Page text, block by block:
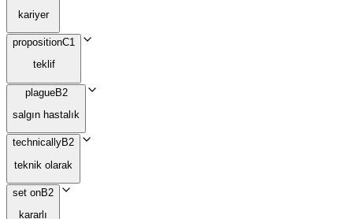
kariyer
propositionC1
teklif
plagueB2
salgın hastalık
technicallyB2
teknik olarak
set onB2
kararlı